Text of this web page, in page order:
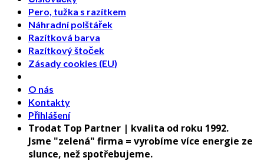
Pero, tužka s razítkem
Náhradní polštářek
Razítková barva
Razítkový štoček
Zásady cookies (EU)
O nás
Kontakty
Přihlášení
Trodat Top Partner | kvalita od roku 1992.
Jsme "zelená" firma = vyrobíme více energie ze
slunce, než spotřebujeme.